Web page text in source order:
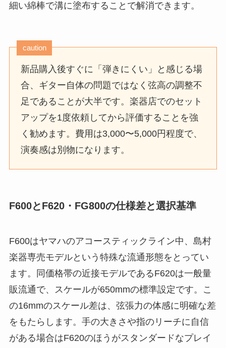
細い綿棒で溝に塗布することで解消できます。
caution
新品購入後すぐに「弾きにくい」と感じる場
合、ギター自体の問題ではなく弦高の調整不
足であることが大半です。楽器店でのセット
アップを1度依頼してから評価することを強
く勧めます。費用は3,000〜5,000円程度で、
演奏感は別物になります。
F600とF620・FG800の仕様差と選択基準
F600はヤマハのアコースティックライン中、島村
楽器専売モデルという特殊な流通形態をとってい
ます。同価格帯の近接モデルであるF620は一般量
販流通で、スケールが650mmの標準設定です。こ
の16mmのスケール差は、弦張力の体感に明確な差
をもたらします。手の大きさや指のリーチに自信
がある場合はF620のほうがスタンダードなプレイ